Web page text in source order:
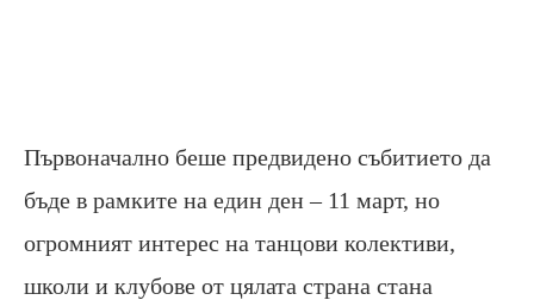
Първоначално беше предвидено събитието да
бъде в рамките на един ден – 11 март, но
огромният интерес на танцови колективи,
школи и клубове от цялата страна стана